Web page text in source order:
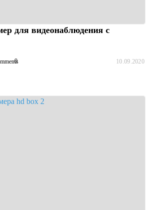
для видеонаблюдения с
0 10.09.2020